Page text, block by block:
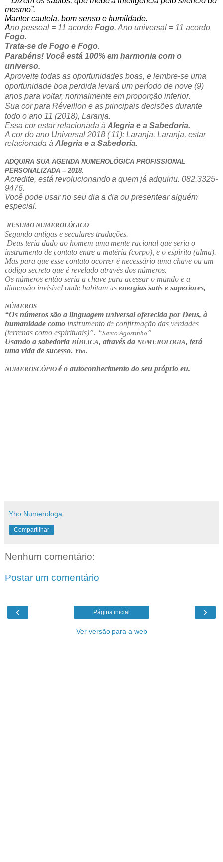
mesmo”.
Manter cautela, bom senso e humildade.
Ano pessoal = 11 acordo Fogo. Ano universal = 11 acordo
Fogo.
Trata-se de Fogo e Fogo.
Parabéns! Você está 100% em harmonia com o
universo.
Aproveite todas as oportunidades boas, e lembre-se uma
oportunidade boa perdida levará um período de nove (9)
anos para voltar, normalmente em proporção inferior.
Sua cor para Réveillon e as principais decisões durante
todo o ano 11 (2018), Laranja.
Essa cor estar relacionada à Alegria e a Sabedoria.
A cor do ano Universal 2018 ( 11): Laranja. Laranja, estar
relacionada à Alegria e a Sabedoria.
ADQUIRA SUA AGENDA NUMEROLÓGICA PROFISSIONAL
PERSONALIZADA – 2018.
Acredite, está revolucionando a quem já adquiriu. 082.3325-
9476.
Você pode usar no seu dia a dia ou presentear alguém
especial.
RESUMO NUMEROLÓGICO
Segundo antigas e seculares traduções.
Deus teria dado ao homem uma mente racional que seria o
instrumento de contato entre a matéria (corpo), e o espirito (alma).
Mas para que esse contato ocorrer é necessário uma chave ou um
código secreto que é revelado através dos números.
Os números então seria a chave para acessar o mundo e a
dimensão invisível onde habitam as energias sutis e superiores,
NÚMEROS
“Os números são a linguagem universal oferecida por Deus, à
humanidade como instrumento de confirmação das verdades
(terrenas como espirituais)”. “Santo Agostinho ”
Usando a sabedoria BÍBLICA, através da NUMEROLOGIA, terá
uma vida de sucesso. Yho.
NUMEROSCÓPIO é o autoconhecimento do seu próprio eu.
Yho Numerologa
Compartilhar
Nenhum comentário:
Postar um comentário
‹ ›
Página inicial
Ver versão para a web